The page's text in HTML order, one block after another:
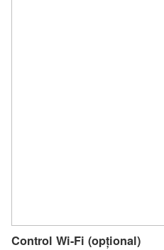
Control Wi-Fi (opțional)